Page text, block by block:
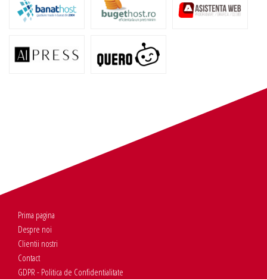
Prima pagina
Despre noi
Clientii nostri
Contact
GDPR - Politica de Confidentialitate